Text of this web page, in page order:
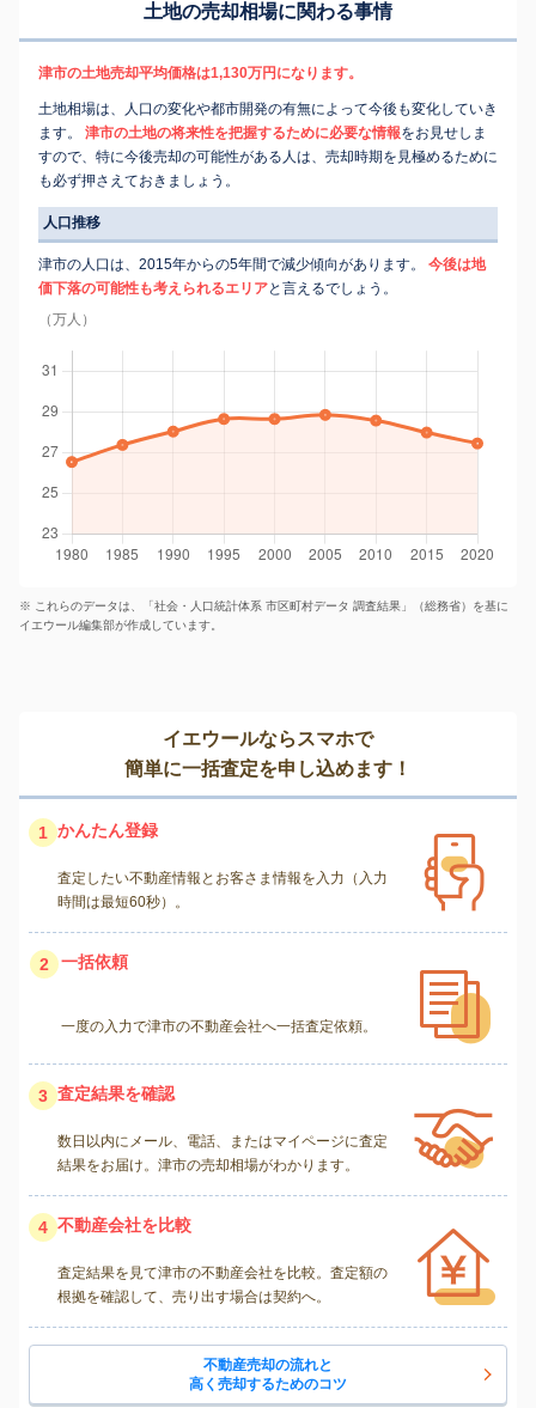
土地の売却相場に関わる事情
津市の土地売却平均価格は1,130万円になります。
土地相場は、人口の変化や都市開発の有無によって今後も変化していき
ます。
津市の土地の将来性を把握するために必要な情報をお見せしま
すので、特に今後売却の可能性がある人は、売却時期を見極めるために
も必ず押さえておきましょう。
人口推移
津市の人口は、2015年からの5年間で減少傾向があります。
今後は地
価下落の可能性も考えられるエリアと言えるでしょう。
（万人）
※ これらのデータは、「社会・人口統計体系 市区町村データ 調査結果」（総務省）を基に
イエウール編集部が作成しています。
イエウールならスマホで
簡単に一括査定を申し込めます！
1 かんたん登録
査定したい不動産情報とお客さま情報を入力（入力
時間は最短60秒）。
2 一括依頼
一度の入力で津市の不動産会社へ一括査定依頼。
3 査定結果を確認
数日以内にメール、電話、またはマイページに査定
結果をお届け。津市の売却相場がわかります。
4 不動産会社を比較
査定結果を見て津市の不動産会社を比較。査定額の
根拠を確認して、売り出す場合は契約へ。
不動産売却の流れと
高く売却するためのコツ